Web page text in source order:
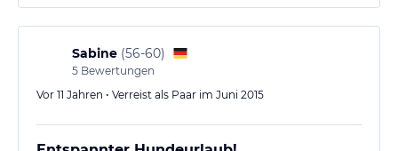
Hotel reichen von Doppelzimmern zu Studios mit
tollen Boxspringbetten. Die Einrichtung ist modern
und mit Holzfussboden. Leider…
Sabine (56-60)
5 Bewertungen
Vor 11 Jahren • Verreist als Paar im Juni 2015